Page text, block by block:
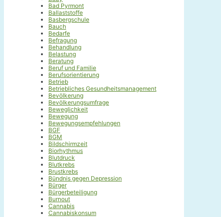
Bad Pyrmont
Ballaststoffe
Basbergschule
Bauch
Bedarfe
Befragung
Behandlung
Belastung
Beratung
Beruf und Familie
Berufsorientierung
Betrieb
Betriebliches Gesundheitsmanagement
Bevölkerung
Bevölkerungsumfrage
Beweglichkeit
Bewegung
Bewegungsempfehlungen
BGF
BGM
Bildschirmzeit
Biorhythmus
Blutdruck
Blutkrebs
Brustkrebs
Bündnis gegen Depression
Bürger
Bürgerbeteiligung
Burnout
Cannabis
Cannabiskonsum